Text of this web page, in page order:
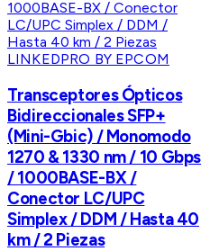
LINKEDPRO BY EPCOM
Transceptores Ópticos
Bidireccionales SFP+
(Mini-Gbic) / Monomodo
1270 & 1330 nm / 10 Gbps
/ 1000BASE-BX /
Conector LC/UPC
Simplex / DDM / Hasta 40
km / 2 Piezas